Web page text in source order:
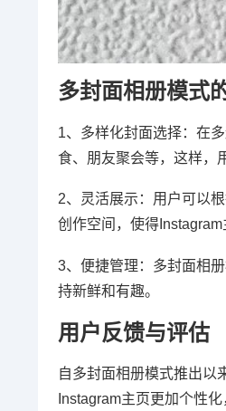
多封面相册模式
1、多样化封面选择：在
食、朋友聚会等，这样，
2、灵活展示：用户可以
创作空间，使得Instagram
3、便捷管理：多封面相
持新鲜和有趣。
用户反馈与评估
自多封面相册模式推出以
Instagram主页更加个性